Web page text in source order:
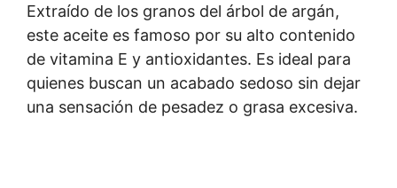
Extraído de los granos del árbol de argán,
este aceite es famoso por su alto contenido
de vitamina E y antioxidantes. Es ideal para
quienes buscan un acabado sedoso sin dejar
una sensación de pesadez o grasa excesiva.